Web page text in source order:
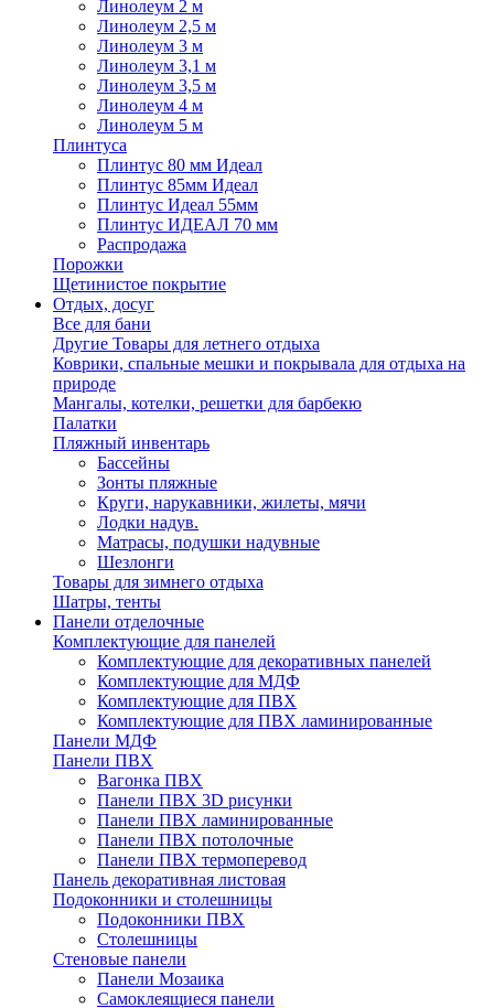
Линолеум 2 м
Линолеум 2,5 м
Линолеум 3 м
Линолеум 3,1 м
Линолеум 3,5 м
Линолеум 4 м
Линолеум 5 м
Плинтуса
Плинтус 80 мм Идеал
Плинтус 85мм Идеал
Плинтус Идеал 55мм
Плинтус ИДЕАЛ 70 мм
Распродажа
Порожки
Щетинистое покрытие
Отдых, досуг
Все для бани
Другие Товары для летнего отдыха
Коврики, спальные мешки и покрывала для отдыха на
природе
Мангалы, котелки, решетки для барбекю
Палатки
Пляжный инвентарь
Бассейны
Зонты пляжные
Круги, нарукавники, жилеты, мячи
Лодки надув.
Матрасы, подушки надувные
Шезлонги
Товары для зимнего отдыха
Шатры, тенты
Панели отделочные
Комплектующие для панелей
Комплектующие для декоративных панелей
Комплектующие для МДФ
Комплектующие для ПВХ
Комплектующие для ПВХ ламинированные
Панели МДФ
Панели ПВХ
Вагонка ПВХ
Панели ПВХ 3D рисунки
Панели ПВХ ламинированные
Панели ПВХ потолочные
Панели ПВХ термоперевод
Панель декоративная листовая
Подоконники и столешницы
Подоконники ПВХ
Столешницы
Стеновые панели
Панели Мозаика
Самоклеящиеся панели